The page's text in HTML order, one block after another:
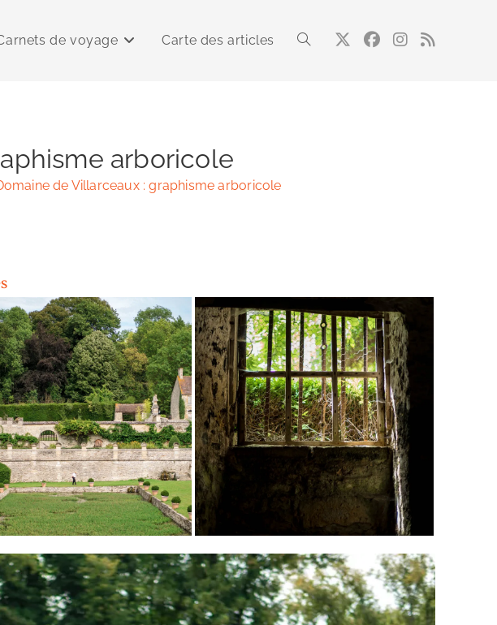
de voyage Carte des articles Toggle
arboricole
de Villarceaux : graphisme arboricole